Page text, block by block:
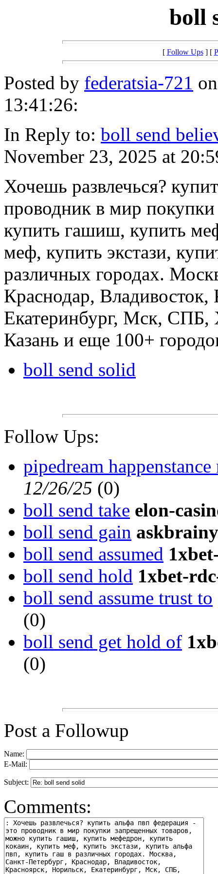
boll
[ Follow Ups] [
Posted by federatsia-721
13:41:26:
In Reply to: boll send
November 23, 2025 at
Хочешь развлечься?
проводник в мир
купить гашиш, купить
меф, купить экстази,
различных городах.
Краснодар,
Екатеринбург, Мск, СПБ,
Казань и еще 100+
boll send solid
Follow Ups:
pipedream
12/26/25 (0)
boll send take elon-
boll send gain
boll send assumed
boll send hold 1xbet-
boll send assume trust to
(0)
boll send get hold of
(0)
Post a Followup
Name:
E-Mail:
Subject:
Comments: